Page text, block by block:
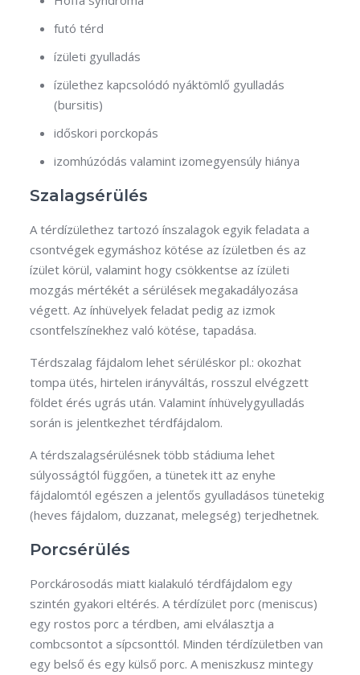
futó térd
ízületi gyulladás
ízülethez kapcsolódó nyáktömlő gyulladás
(bursitis)
időskori porckopás
izomhúzódás valamint izomegyensúly hiánya
Szalagsérülés
A térdízülethez tartozó ínszalagok egyik feladata a
csontvégek egymáshoz kötése az ízületben és az
ízület körül, valamint hogy csökkentse az ízületi
mozgás mértékét a sérülések megakadályozása
végett. Az ínhüvelyek feladat pedig az izmok
csontfelszínekhez való kötése, tapadása.
Térdszalag fájdalom lehet sérüléskor pl.: okozhat
tompa ütés, hirtelen irányváltás, rosszul elvégzett
földet érés ugrás után. Valamint ínhüvelygyulladás
során is jelentkezhet térdfájdalom.
A térdszalagsérülésnek több stádiuma lehet
súlyosságtól függően, a tünetek itt az enyhe
fájdalomtól egészen a jelentős gyulladásos tünetekig
(heves fájdalom, duzzanat, melegség) terjedhetnek.
Porcsérülés
Porckárosodás miatt kialakuló térdfájdalom egy
szintén gyakori eltérés. A térdízület porc (meniscus)
egy rostos porc a térdben, ami elválasztja a
combcsontot a sípcsonttól. Minden térdízületben van
egy belső és egy külső porc. A meniszkusz mintegy